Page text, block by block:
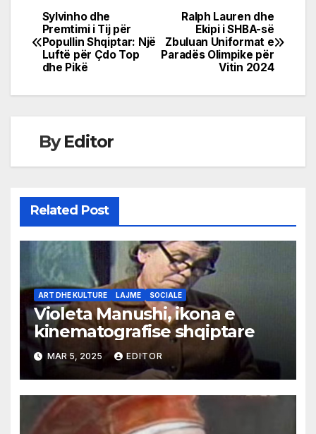
Post
navigation
Ralph Lauren dhe
Ekipi i SHBA-së
Zbuluan Uniformat e
Paradës Olimpike për
Vitin 2024
Sylvinho dhe
Premtimi i Tij për
Popullin Shqiptar: Një
Luftë për Çdo Top
dhe Pikë
ByEditor
Related Post
ART DHE KULTURE LAJME SOCIALE
Violeta Manushi, ikona e
kinematografise shqiptare
MAR 5, 2025 EDITOR